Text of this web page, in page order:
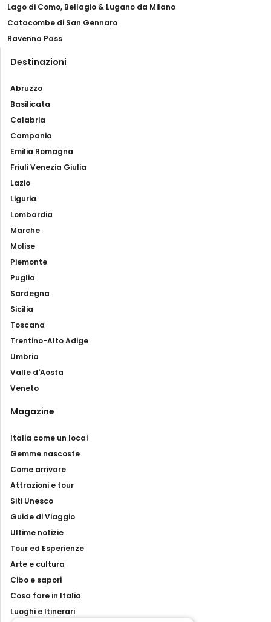
Lago di Como, Bellagio & Lugano da Milano
Catacombe di San Gennaro
Ravenna Pass
Destinazioni
Abruzzo
Basilicata
Calabria
Campania
Emilia Romagna
Friuli Venezia Giulia
Lazio
Liguria
Lombardia
Marche
Molise
Piemonte
Puglia
Sardegna
Sicilia
Toscana
Trentino-Alto Adige
Umbria
Valle d'Aosta
Veneto
Magazine
Italia come un local
Gemme nascoste
Come arrivare
Attrazioni e tour
Siti Unesco
Guide di Viaggio
Ultime notizie
Tour ed Esperienze
Arte e cultura
Cibo e sapori
Cosa fare in Italia
Luoghi e Itinerari